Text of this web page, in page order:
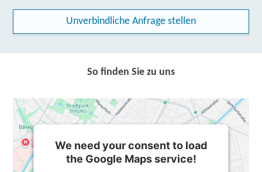
Unverbindliche Anfrage stellen
So finden Sie zu uns
We need your consent to load
the Google Maps service!